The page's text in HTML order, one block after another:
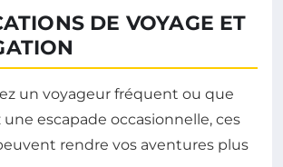
DE VOYAGE ET
un voyageur fréquent ou que
escapade occasionnelle, ces
rendre vos aventures plus